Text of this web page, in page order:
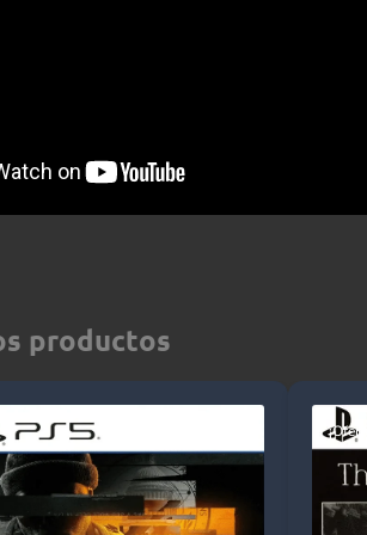
productos